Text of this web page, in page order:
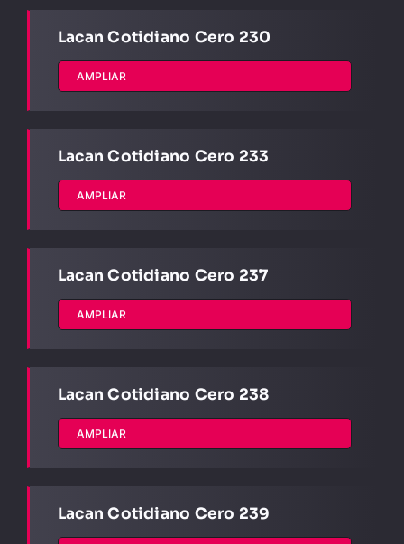
Lacan Cotidiano Cero 230
AMPLIAR
Lacan Cotidiano Cero 233
AMPLIAR
Lacan Cotidiano Cero 237
AMPLIAR
Lacan Cotidiano Cero 238
AMPLIAR
Lacan Cotidiano Cero 239